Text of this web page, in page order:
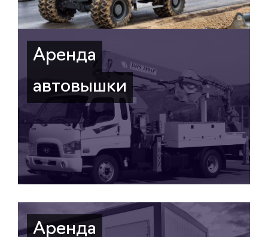
Аренда
автовышки
Аренда